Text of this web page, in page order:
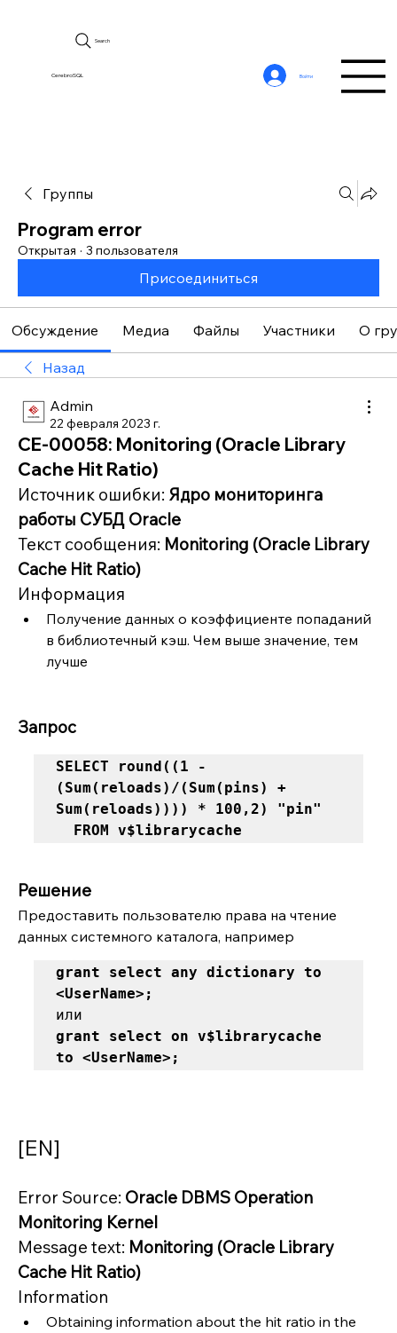
CerebroSQL
Search
Войти
Группы
Program error
Открытая · 3 пользователя
Присоединиться
Обсуждение Медиа Файлы Участники О
Назад
Admin
22 февраля 2023 г.
CE-00058: Monitoring (Oracle Library
Cache Hit Ratio)
Источник ошибки: Ядро мониторинга
работы СУБД Oracle
Текст сообщения: Monitoring (Oracle Library
Cache Hit Ratio)
Информация
Получение данных о коэффициенте попаданий
в библиотечный кэш. Чем выше значение, тем
лучше
Запрос
SELECT round((1 -
(Sum(reloads)/(Sum(pins) +
Sum(reloads)))) * 100,2) "pin"
  FROM v$librarycache
Решение
Предоставить пользователю права на чтение
данных системного каталога, например
grant select any dictionary to
<UserName>;
grant select on v$librarycache
to <UserName>;
[EN]
Error Source: Oracle DBMS Operation
Monitoring Kernel
Message text: Monitoring (Oracle Library
Cache Hit Ratio)
Information
Obtaining information about the hit ratio in the